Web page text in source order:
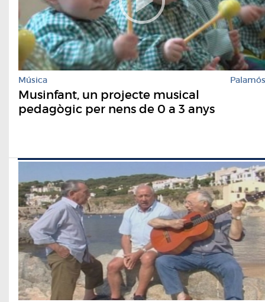
Música Palamós
Musinfant, un projecte musical
pedagògic per nens de 0 a 3 anys